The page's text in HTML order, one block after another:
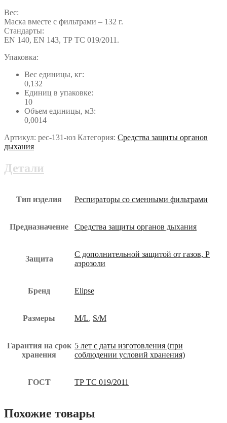
Вес:
Маска вместе с фильтрами – 132 г.
Стандарты:
EN 140, EN 143, ТР ТС 019/2011.
Упаковка:
Вес единицы, кг:
0,132
Единиц в упаковке:
10
Объем единицы, м3:
0,0014
Артикул: рес-131-юз Категория: Средства защиты органов
дыхания
Детали
Тип изделия Респираторы со сменными фильтрами
Предназначение Средства защиты органов дыхания
Защита
С дополнительной защитой от газов, P
аэрозоли
Бренд Elipse
Размеры M/L, S/M
Гарантия на срок
хранения
5 лет с даты изготовления (при
соблюдении условий хранения)
ГОСТ ТР ТС 019/2011
Похожие товары